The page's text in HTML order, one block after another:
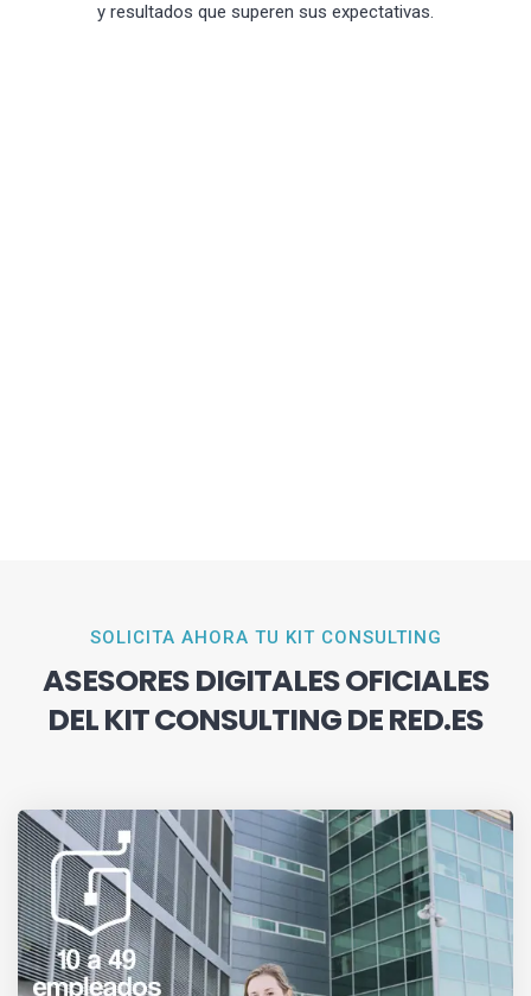
y resultados que superen sus expectativas.
SOLICITA AHORA TU KIT CONSULTING
ASESORES DIGITALES OFICIALES
DEL KIT CONSULTING DE RED.ES